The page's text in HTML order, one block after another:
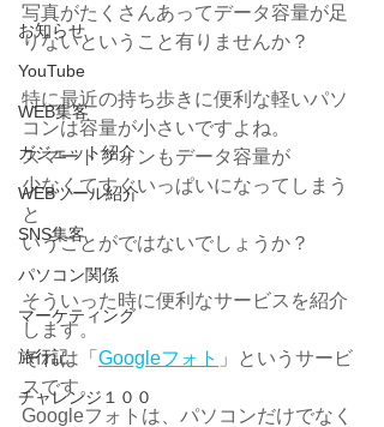
お知らせ
YouTube
WEB集客
ガジェット紹介
WEBツール紹介
SNS集客
パソコン関係
マーケティング
旅行記
チャレンジ１００
写真がたくさんあってデータ容量が足
りないということ有りませんか？
特に最近の持ち歩きに便利な軽いパソ
コンは容量が小さいですよね。
スマートフォンもデータ容量が
少なくてすぐいっぱいになってしまう
と
いうことがではないでしょうか？
そういった時に便利なサービスを紹介
します。
それは「 Googleフォト 」というサービ
スです。
Googleフォトは、パソコンだけでなく